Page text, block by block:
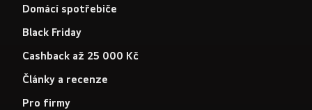
Domácí spotřebiče
Black Friday
Cashback až 25 000 Kč
Články a recenze
Pro firmy